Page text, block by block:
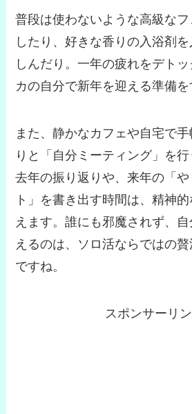
普段は使わないような高級な
したり、好きな香りの入浴剤
しんだり。一年の疲れをデト
カの自分で新年を迎える準備を
また、静かなカフェや自宅で手
りと「自分ミーティング」を行
去年の振り返りや、来年の「
ト」を書き出す時間は、精神
えます。誰にも邪魔されず、
えるのは、ソロ活ならではの
ですね。
スポンサーリ